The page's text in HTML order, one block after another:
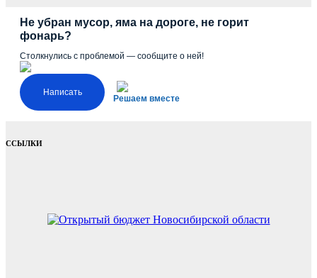
Не убран мусор, яма на дороге, не горит
фонарь?
Столкнулись с проблемой — сообщите о ней!
Написать
Решаем вместе
ССЫЛКИ